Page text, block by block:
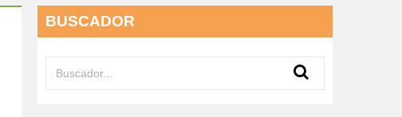
BUSCADOR